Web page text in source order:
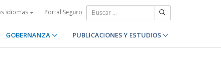
idiomas Portal Seguro
GOBERNANZA PUBLICACIONES Y ESTUDIOS